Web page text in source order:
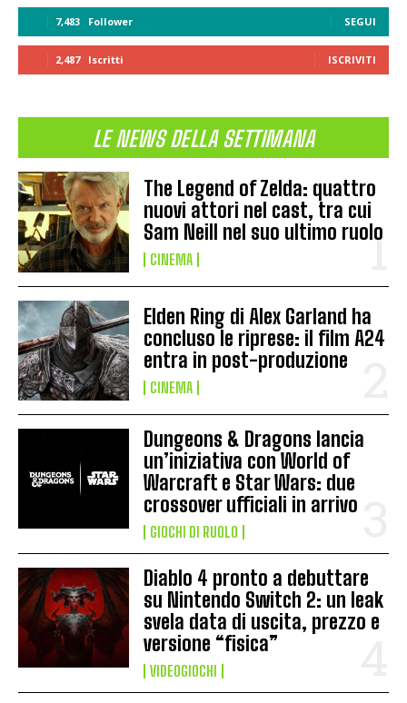
7,483 Follower SEGUI
2,487 Iscritti ISCRIVITI
LE NEWS DELLA SETTIMANA
The Legend of Zelda: quattro
nuovi attori nel cast, tra cui
Sam Neill nel suo ultimo ruolo
CINEMA
Elden Ring di Alex Garland ha
concluso le riprese: il film A24
entra in post-produzione
CINEMA
Dungeons & Dragons lancia
un’iniziativa con World of
Warcraft e Star Wars: due
crossover ufficiali in arrivo
GIOCHI DI RUOLO
Diablo 4 pronto a debuttare
su Nintendo Switch 2: un leak
svela data di uscita, prezzo e
versione “fisica”
VIDEOGIOCHI